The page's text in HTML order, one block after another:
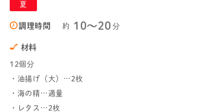
夏
調理時間 約 10〜20 分
材料
12個分
・油揚げ（大）…2枚
・海の精…適量
・レタス…2枚